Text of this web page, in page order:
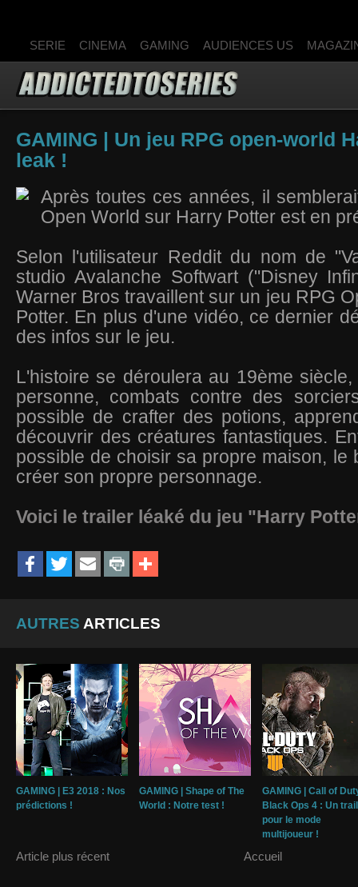
SERIE CINEMA GAMING AUDIENCES US
GAMING | Un jeu RPG open-world
leak !
Après toutes ces années, il
Open World sur Harry Potter est en
Selon l'utilisateur Reddit du nom de
studio Avalanche Softwart ("Disney
Warner Bros travaillent sur un jeu RPG
Potter. En plus d'une vidéo, ce dernier
des infos sur le jeu.
L'histoire se déroulera au 19ème
personne, combats contre des
possible de crafter des potions,
découvrir des créatures fantastiques.
possible de choisir sa propre maison, le
créer son propre personnage.
Voici le trailer léaké du jeu "Harry
AUTRES ARTICLES
GAMING | E3 2018 : Nos
prédictions !
GAMING | Shape of The
World : Notre test !
GAMING | Call of
Black Ops 4 : Un
pour le mode
multijoueur !
Article plus récent Accueil